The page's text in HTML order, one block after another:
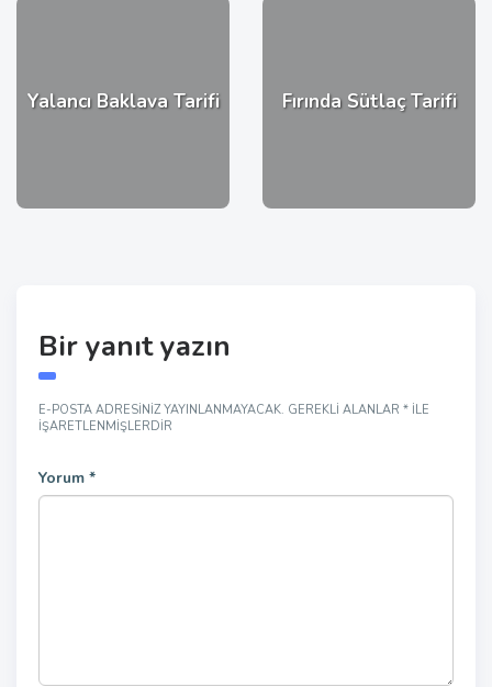
Yalancı Baklava Tarifi Fırında Sütlaç Tarifi
Bir yanıt yazın
E-POSTA ADRESINIZ YAYINLANMAYACAK. GEREKLI ALANLAR * ILE
IŞARETLENMIŞLERDIR
Yorum *